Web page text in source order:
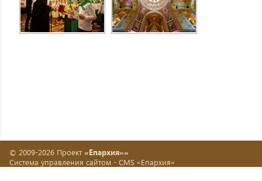
© 2009-2026 Проект «Епархия»»
Система управления сайтом - CMS «Епархия»